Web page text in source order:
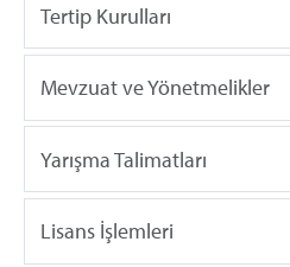
Tertip Kurulları
Mevzuat ve Yönetmelikler
Yarışma Talimatları
Lisans İşlemleri